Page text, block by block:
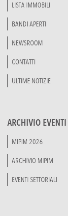
LISTA IMMOBILI
BANDI APERTI
NEWSROOM
CONTATTI
ULTIME NOTIZIE
ARCHIVIO EVENTI
MIPIM 2026
ARCHIVIO MIPIM
EVENTI SETTORIALI